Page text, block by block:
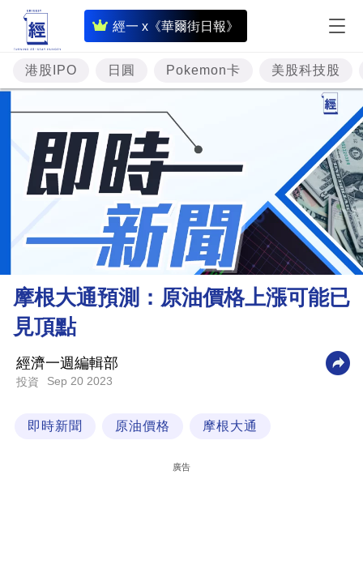
經一 x《華爾街日報》
即
時
財
經
專
題
投
資
樓
市
財
業
科
港股IPO 日圓 Pokemon卡 美股科技股
摩根大通預測：原油價格上漲可能已
見頂點
經濟一週編輯部
投資 Sep 20 2023
即時新聞 原油價格 摩根大通
廣告